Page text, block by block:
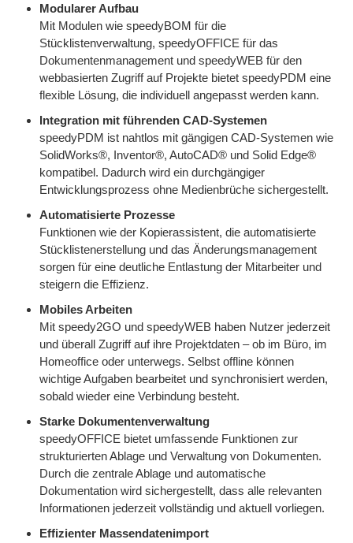
Modularer Aufbau
Mit Modulen wie speedyBOM für die
Stücklistenverwaltung, speedyOFFICE für das
Dokumentenmanagement und speedyWEB für den
webbasierten Zugriff auf Projekte bietet speedyPDM eine
flexible Lösung, die individuell angepasst werden kann.
Integration mit führenden CAD-Systemen
speedyPDM ist nahtlos mit gängigen CAD-Systemen wie
SolidWorks®, Inventor®, AutoCAD® und Solid Edge®
kompatibel. Dadurch wird ein durchgängiger
Entwicklungsprozess ohne Medienbrüche sichergestellt.
Automatisierte Prozesse
Funktionen wie der Kopierassistent, die automatisierte
Stücklistenerstellung und das Änderungsmanagement
sorgen für eine deutliche Entlastung der Mitarbeiter und
steigern die Effizienz.
Mobiles Arbeiten
Mit speedy2GO und speedyWEB haben Nutzer jederzeit
und überall Zugriff auf ihre Projektdaten – ob im Büro, im
Homeoffice oder unterwegs. Selbst offline können
wichtige Aufgaben bearbeitet und synchronisiert werden,
sobald wieder eine Verbindung besteht.
Starke Dokumentenverwaltung
speedyOFFICE bietet umfassende Funktionen zur
strukturierten Ablage und Verwaltung von Dokumenten.
Durch die zentrale Ablage und automatische
Dokumentation wird sichergestellt, dass alle relevanten
Informationen jederzeit vollständig und aktuell vorliegen.
Effizienter Massendatenimport